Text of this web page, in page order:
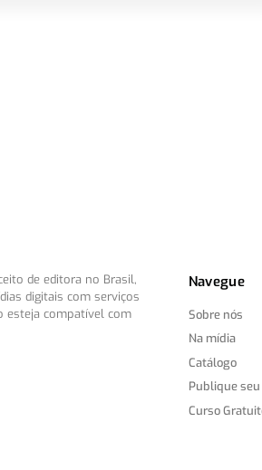
de editora no Brasil,
digitais com serviços
esteja compatível com
Navegue
Sobre nós
Na mídia
Catálogo
Publique
Curso